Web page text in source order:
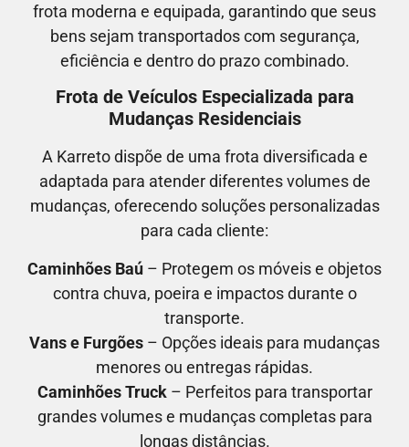
frota moderna e equipada, garantindo que seus
bens sejam transportados com segurança,
eficiência e dentro do prazo combinado.
Frota de Veículos Especializada para
Mudanças Residenciais
A Karreto dispõe de uma frota diversificada e
adaptada para atender diferentes volumes de
mudanças, oferecendo soluções personalizadas
para cada cliente:
Caminhões Baú – Protegem os móveis e objetos
contra chuva, poeira e impactos durante o
transporte.
Vans e Furgões – Opções ideais para mudanças
menores ou entregas rápidas.
Caminhões Truck– Perfeitos para transportar
grandes volumes e mudanças completas para
longas distâncias.